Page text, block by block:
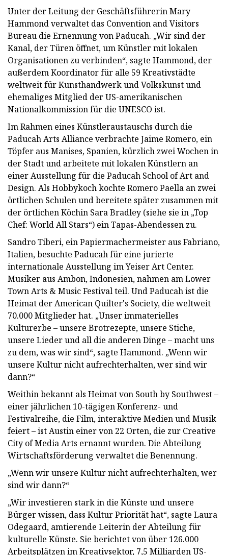
Unter der Leitung der Geschäftsführerin Mary
Hammond verwaltet das Convention and Visitors
Bureau die Ernennung von Paducah. „Wir sind der
Kanal, der Türen öffnet, um Künstler mit lokalen
Organisationen zu verbinden“, sagte Hammond, der
außerdem Koordinator für alle 59 Kreativstädte
weltweit für Kunsthandwerk und Volkskunst und
ehemaliges Mitglied der US-amerikanischen
Nationalkommission für die UNESCO ist.
Im Rahmen eines Künstleraustauschs durch die
Paducah Arts Alliance verbrachte Jaime Romero, ein
Töpfer aus Manises, Spanien, kürzlich zwei Wochen in
der Stadt und arbeitete mit lokalen Künstlern an
einer Ausstellung für die Paducah School of Art and
Design. Als Hobbykoch kochte Romero Paella an zwei
örtlichen Schulen und bereitete später zusammen mit
der örtlichen Köchin Sara Bradley (siehe sie in „Top
Chef: World All Stars“) ein Tapas-Abendessen zu.
Sandro Tiberi, ein Papiermachermeister aus Fabriano,
Italien, besuchte Paducah für eine jurierte
internationale Ausstellung im Yeiser Art Center.
Musiker aus Ambon, Indonesien, nahmen am Lower
Town Arts & Music Festival teil. Und Paducah ist die
Heimat der American Quilter's Society, die weltweit
70.000 Mitglieder hat. „Unser immaterielles
Kulturerbe – unsere Brotrezepte, unsere Stiche,
unsere Lieder und all die anderen Dinge – macht uns
zu dem, was wir sind“, sagte Hammond. „Wenn wir
unsere Kultur nicht aufrechterhalten, wer sind wir
dann?“
Weithin bekannt als Heimat von South by Southwest –
einer jährlichen 10-tägigen Konferenz- und
Festivalreihe, die Film, interaktive Medien und Musik
feiert – ist Austin einer von 22 Orten, die zur Creative
City of Media Arts ernannt wurden. Die Abteilung
Wirtschaftsförderung verwaltet die Benennung.
„Wenn wir unsere Kultur nicht aufrechterhalten, wer
sind wir dann?“
„Wir investieren stark in die Künste und unsere
Bürger wissen, dass Kultur Priorität hat“, sagte Laura
Odegaard, amtierende Leiterin der Abteilung für
kulturelle Künste. Sie berichtet von über 126.000
Arbeitsplätzen im Kreativsektor, 7,5 Milliarden US-